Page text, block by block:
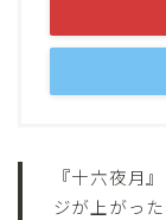
『十六夜月
ジが上がっ